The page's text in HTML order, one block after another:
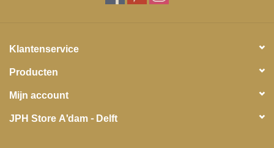
Klantenservice
Producten
Mijn account
JPH Store A'dam - Delft